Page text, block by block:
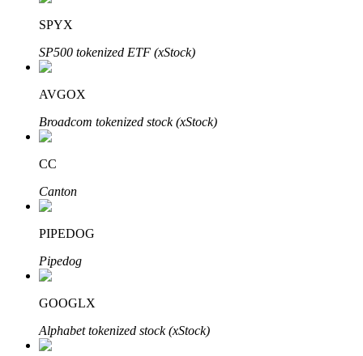
الاستثمار التلقائي
احصل على أرباح طويلة الأجل وفوائد مرنة
تعلم الستاكينغ
تعرف على كيفية كسب الدخل السلبي
SPYX
SP500 tokenized ETF (xStock)
AVGOX
Broadcom tokenized stock (xStock)
CC
Canton
PIPEDOG
Pipedog
GOOGLX
Alphabet tokenized stock (xStock)